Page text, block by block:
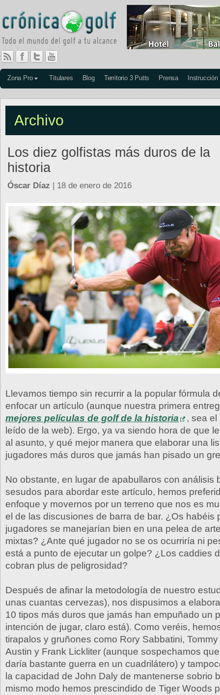
Zona Pro Titulares Blog Territorio 3 Putts Prensa Instrucción
Archivo
Los diez golfistas más duros de la
historia
Óscar Díaz | 18 de enero de 2016
Llevamos tiempo sin recurrir a la popular fórmula
enfocar un artículo (aunque nuestra primera
mejores películas de golf de la historia
, sea el
leído de la web). Ergo, ya va siendo hora de que
al asunto, y qué mejor manera que elaborar una
jugadores más duros que jamás han pisado un
No obstante, en lugar de apabullaros con análisis
sesudos para abordar este artículo, hemos
enfoque y movernos por un terreno que nos es
el de las discusiones de barra de bar. ¿Os habéis
jugadores se manejarían bien en una pelea de
mixtas? ¿Ante qué jugador no se os ocurriría ni
está a punto de ejecutar un golpe? ¿Los caddies
cobran plus de peligrosidad?
Después de afinar la metodología de nuestro
unas cuantas cervezas), nos dispusimos a
10 tipos más duros que jamás han empuñado un
intención de jugar, claro está). Como veréis,
tirapalos y gruñones como Rory Sabbatini,
Austin y Frank Lickliter (aunque sospechamos
daría bastante guerra en un cuadrilátero) y
la capacidad de John Daly de mantenerse sobrio
mismo modo hemos prescindido de Tiger Woods